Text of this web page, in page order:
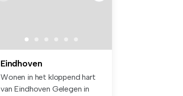
Eindhoven
Wonen in het kloppend hart
van Eindhoven Gelegen in